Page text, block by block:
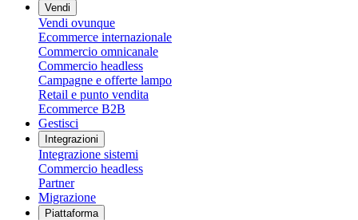
Vendi
Vendi ovunque
Ecommerce internazionale
Commercio omnicanale
Commercio headless
Campagne e offerte lampo
Retail e punto vendita
Ecommerce B2B
Gestisci
Integrazioni
Integrazione sistemi
Commercio headless
Partner
Migrazione
Piattaforma